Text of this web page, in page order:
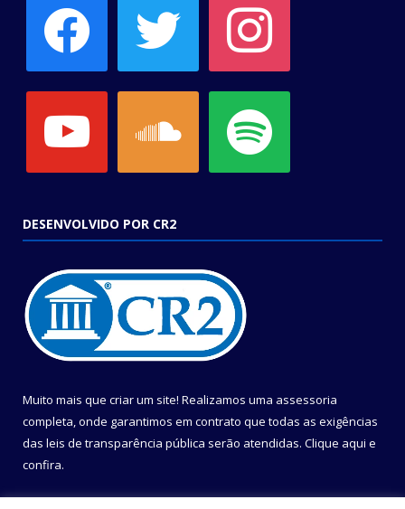
DESENVOLVIDO POR CR2
Muito mais que criar um site! Realizamos uma assessoria
completa, onde garantimos em contrato que todas as exigências
das leis de transparência pública serão atendidas. Clique aqui e
confira.